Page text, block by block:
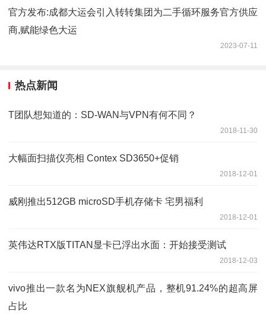
官方发布:成都大运会引入转转集团为二手循环服务官方供应
商,赋能绿色大运
2023-07-11
热点新闻
T团队想知道的：SD-WAN与VPN有何不同？
2018-11-30
大幅面扫描仪亮相 Contex SD3650+促销
2018-12-01
威刚推出512GB microSD手机存储卡 宅男福利
2018-12-01
英伟达RTX版TITAN显卡已浮出水面：开始接受测试
2018-12-03
vivo推出一款名为NEX旗舰机产品，整机91.24%的超高屏
占比